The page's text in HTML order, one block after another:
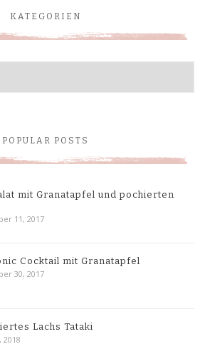
KATEGORIEN
POPULAR POSTS
mit Granatapfel und pochierten
11, 2017
Cocktail mit Granatapfel
30, 2017
Lachs Tataki
2018